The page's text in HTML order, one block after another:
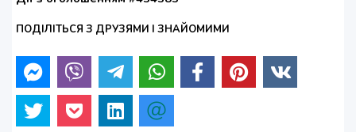
ПОДІЛІТЬСЯ З ДРУЗЯМИ І ЗНАЙОМИМИ